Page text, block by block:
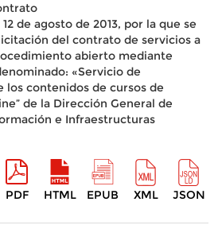
de agosto de 2013, por la que se
del contrato de servicios a
abierto mediante
«Servicio de
los contenidos de cursos de
de la Dirección General de
e Infraestructuras
PDF HTML EPUB XML JSON